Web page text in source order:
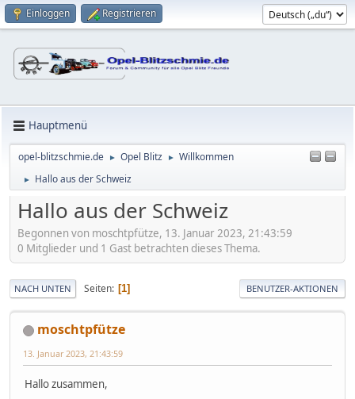
Einloggen Registrieren
Hauptmenü
opel-blitzschmie.de ► Opel Blitz ► Willkommen
► Hallo aus der Schweiz
Hallo aus der Schweiz
Begonnen von moschtpfütze, 13. Januar 2023, 21:43:59
0 Mitglieder und 1 Gast betrachten dieses Thema.
NACH UNTEN Seiten 1 BENUTZER-AKTIONEN
moschtpfütze
13. Januar 2023, 21:43:59
Hallo zusammen,